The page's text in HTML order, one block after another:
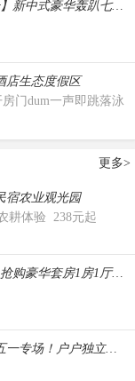
新中式豪华轰趴七房
店生态度假区
门dum一声即跳落泳
更多>
宿农业观光园
耕体验 238元起
抢购豪华套房1房1厅
一专场！户户独立泡